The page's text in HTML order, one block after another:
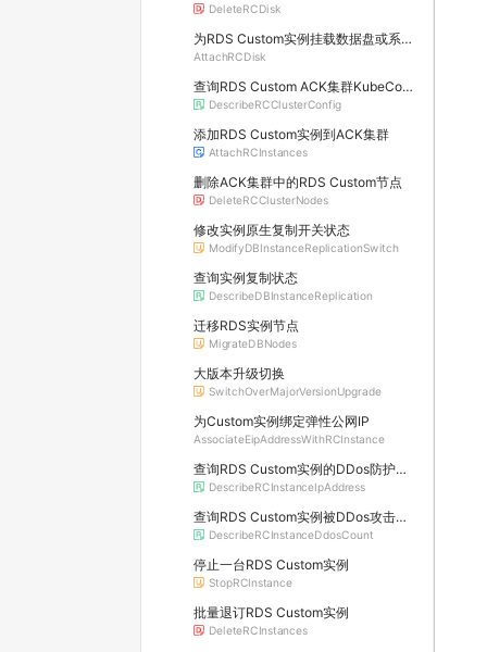
DeleteRCDisk
为RDS Custom实例挂载数据盘或系统盘
AttachRCDisk
查询RDS Custom ACK集群KubeConfig
DescribeRCClusterConfig
添加RDS Custom实例到ACK集群
AttachRCInstances
删除ACK集群中的RDS Custom节点
DeleteRCClusterNodes
修改实例原生复制开关状态
ModifyDBInstanceReplicationSwitch
查询实例复制状态
DescribeDBInstanceReplication
迁移RDS实例节点
MigrateDBNodes
大版本升级切换
SwitchOverMajorVersionUpgrade
为Custom实例绑定弹性公网IP
AssociateEipAddressWithRCInstance
查询RDS Custom实例的DDos防护信息及所属原生防护实例的详情
DescribeRCInstanceIpAddress
查询RDS Custom实例被DDos攻击的数量
DescribeRCInstanceDdosCount
停止一台RDS Custom实例
StopRCInstance
批量退订RDS Custom实例
DeleteRCInstances